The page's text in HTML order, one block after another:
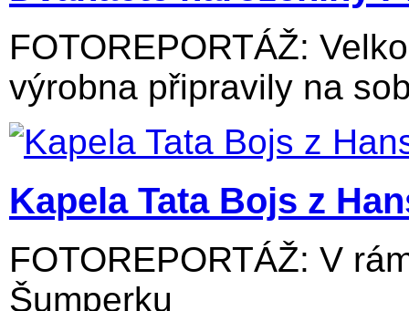
FOTOREPORTÁŽ:
výrobna připravily na
Kapela Tata Bojs z
FOTOREPORTÁŽ: V
Šumperku